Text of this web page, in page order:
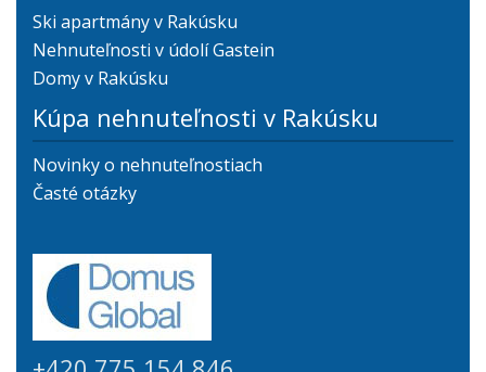
Ski apartmány v Rakúsku
Nehnuteľnosti v údolí Gastein
Domy v Rakúsku
Kúpa nehnuteľnosti v Rakúsku
Novinky o nehnuteľnostiach
Časté otázky